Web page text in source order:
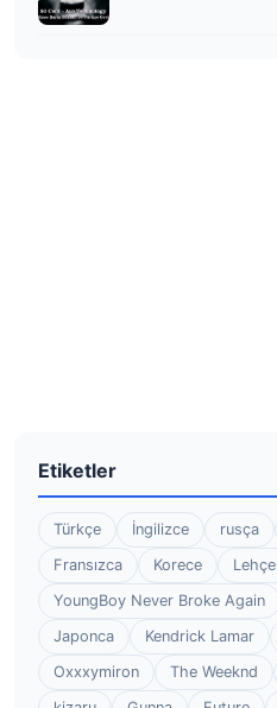
Etiketler
Türkçe İngilizce rusça
Fransızca
Korece Lehçe
YoungBoy Never Broke Again
Japonca
Kendrick Lamar
Oxxxymiron
The Weeknd